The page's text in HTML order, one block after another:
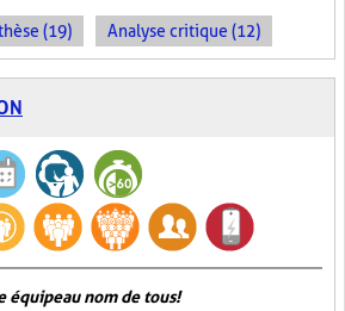
(19) Analyse critique (12)
équipe au nom de tous!